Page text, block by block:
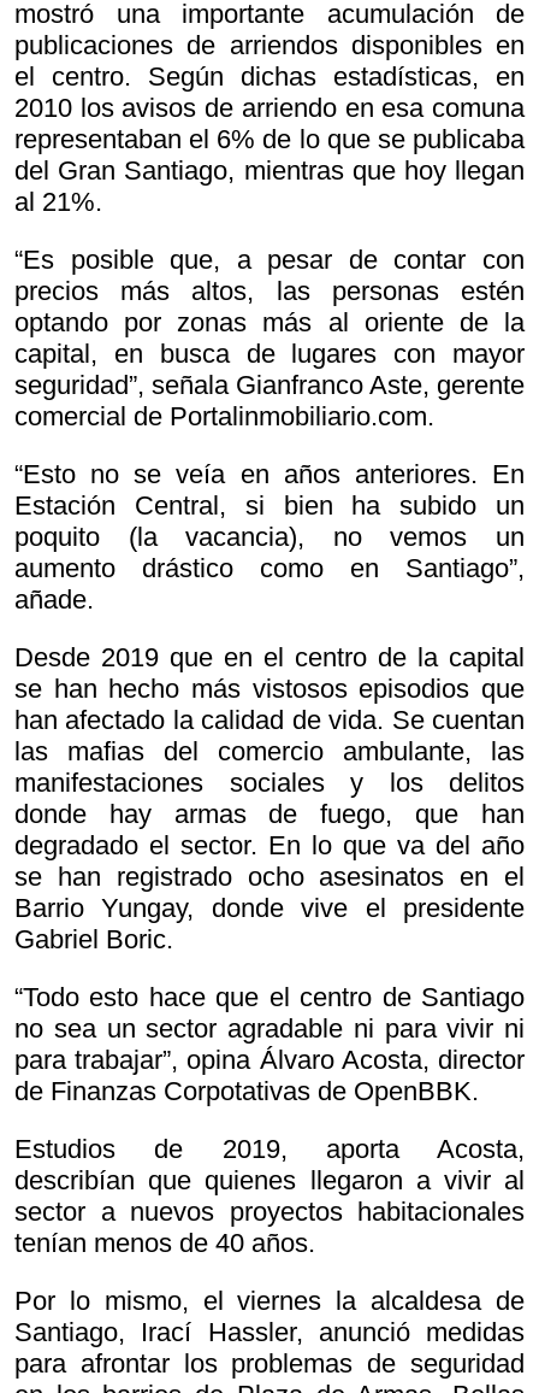
mostró una importante acumulación de
publicaciones de arriendos disponibles en
el centro. Según dichas estadísticas, en
2010 los avisos de arriendo en esa comuna
representaban el 6% de lo que se publicaba
del Gran Santiago, mientras que hoy llegan
al 21%.
“Es posible que, a pesar de contar con
precios más altos, las personas estén
optando por zonas más al oriente de la
capital, en busca de lugares con mayor
seguridad”, señala Gianfranco Aste, gerente
comercial de Portalinmobiliario.com.
“Esto no se veía en años anteriores. En
Estación Central, si bien ha subido un
poquito (la vacancia), no vemos un
aumento drástico como en Santiago”,
añade.
Desde 2019 que en el centro de la capital
se han hecho más vistosos episodios que
han afectado la calidad de vida. Se cuentan
las mafias del comercio ambulante, las
manifestaciones sociales y los delitos
donde hay armas de fuego, que han
degradado el sector. En lo que va del año
se han registrado ocho asesinatos en el
Barrio Yungay, donde vive el presidente
Gabriel Boric.
“Todo esto hace que el centro de Santiago
no sea un sector agradable ni para vivir ni
para trabajar”, opina Álvaro Acosta, director
de Finanzas Corpotativas de OpenBBK.
Estudios de 2019, aporta Acosta,
describían que quienes llegaron a vivir al
sector a nuevos proyectos habitacionales
tenían menos de 40 años.
Por lo mismo, el viernes la alcaldesa de
Santiago, Irací Hassler, anunció medidas
para afrontar los problemas de seguridad